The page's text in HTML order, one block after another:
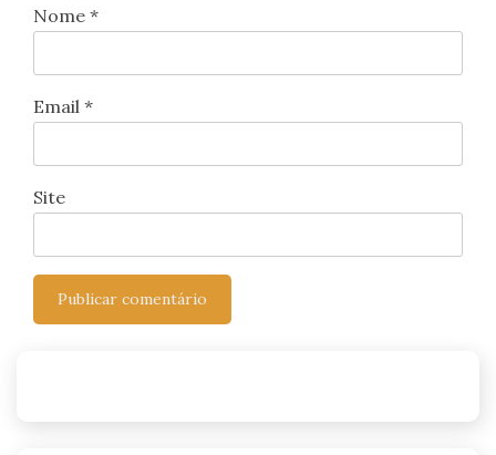
Nome *
Email *
Site